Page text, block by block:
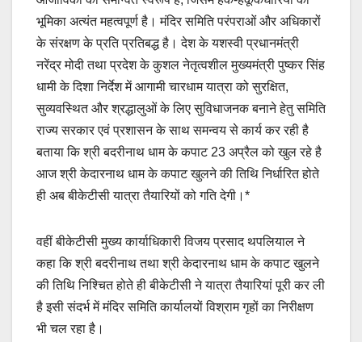
भूमिका अत्यंत महत्वपूर्ण है। मंदिर समिति परंपराओं और अधिकारों
के संरक्षण के प्रति प्रतिबद्ध है। देश के यशस्वी प्रधानमंत्री
नरेंद्र मोदी तथा प्रदेश के कुशल नेतृत्वशील मुख्यमंत्री पुष्कर सिंह
धामी के दिशा निर्देश में आगामी चारधाम यात्रा को सुरक्षित,
सुव्यवस्थित और श्रद्धालुओं के लिए सुविधाजनक बनाने हेतु समिति
राज्य सरकार एवं प्रशासन के साथ समन्वय से कार्य कर रही है
बताया कि श्री बदरीनाथ धाम के कपाट 23 अप्रैल को खुल रहे है
आज श्री केदारनाथ धाम के कपाट खुलने की तिथि निर्धारित होते
ही अब बीकेटीसी यात्रा तैयारियों को गति देगी।*
वहीं बीकेटीसी मुख्य कार्याधिकारी विजय प्रसाद थपलियाल ने
कहा कि श्री बदरीनाथ तथा श्री केदारनाथ धाम के कपाट खुलने
की तिथि निश्चित होते ही बीकेटीसी ने यात्रा तैयारियां पूरी कर ली
है इसी संदर्भ में मंदिर समिति कार्यालयों विश्राम गृहों का निरीक्षण
भी चल रहा है।